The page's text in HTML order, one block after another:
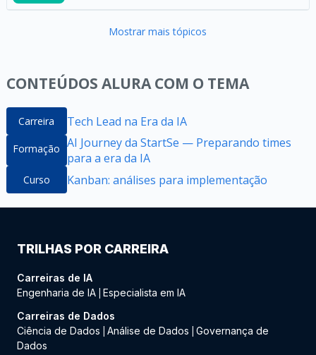
Mostrar mais tópicos
CONTEÚDOS ALURA COM O TEMA
Carreira Tech Lead na Era da IA
Formação AI Journey da StartSe — Preparando times
para a era da IA
Curso Kanban: análises para implementação
TRILHAS POR CARREIRA
Carreiras de IA
Engenharia de IA Especialista em IA
Carreiras de Dados
Ciência de Dados
Análise de Dados
Governança de
Dados